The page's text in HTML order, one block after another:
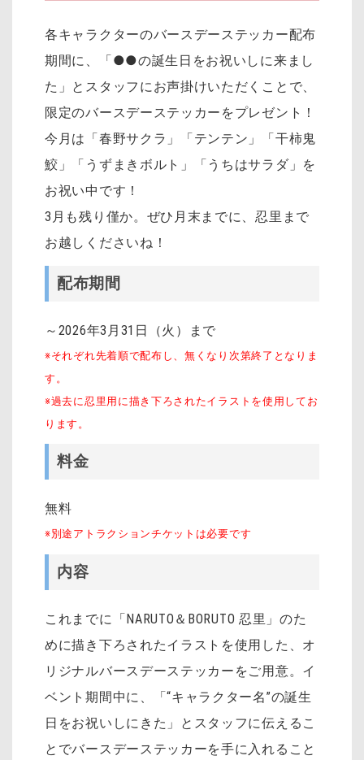
各キャラクターのバースデーステッカー配布
期間に、「●●の誕生日をお祝いしに来まし
た」とスタッフにお声掛けいただくことで、
限定のバースデーステッカーをプレゼント！
今月は「春野サクラ」「テンテン」「干柿鬼
鮫」「うずまきボルト」「うちはサラダ」を
お祝い中です！
3月も残り僅か。ぜひ月末までに、忍里まで
お越しくださいね！
配布期間
～2026年3月31日（火）まで
※それぞれ先着順で配布し、無くなり次第終了となりま
す。
※過去に忍里用に描き下ろされたイラストを使用してお
ります。
料金
無料
※別途アトラクションチケットは必要です
内容
これまでに「NARUTO＆BORUTO 忍里」のた
めに描き下ろされたイラストを使用した、オ
リジナルバースデーステッカーをご用意。イ
ベント期間中に、「“キャラクター名”の誕生
日をお祝いしにきた」とスタッフに伝えるこ
とでバースデーステッカーを手に入れること